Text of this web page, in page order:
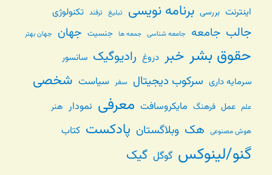
اینترنت بررسی برنامه نویسی تبلیغ ترفند تکنولوژی
جالب جامعه جامعه شناسی جمعه ها جنسیت جهان جهان بهتر
حقوق بشر خبر دروغ رادیوگیک سانسور
سرمایه داری سرکوب دیجیتال سفر سیاست شخصی
علم عمل فرهنگ مایکروسافت معرفی نمودار هنر
هوش مصنوعی هک وبلاگستان پادکست کتاب
گنو/لینوکس گوگل گیک